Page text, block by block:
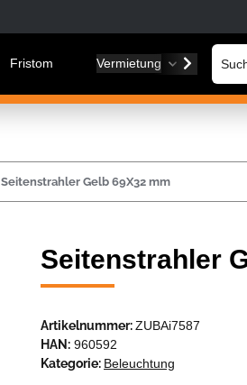
Fristom Vermietung
Seitenstrahler Gelb 69X32 mm
Seitenstrahler
Artikelnummer:ZUBAi7587
HAN: 960592
Kategorie: Beleuchtung